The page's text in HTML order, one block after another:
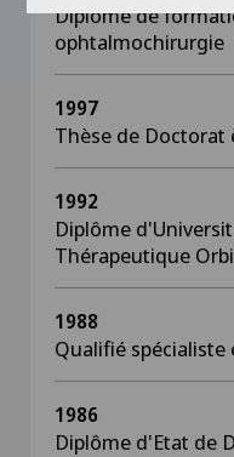
Diplôme de
ophtalmochirurgie
1997
Thèse de Doctorat
1992
Diplôme
Thérapeutique
1988
Qualifié
1986
Diplôme d'Etat de